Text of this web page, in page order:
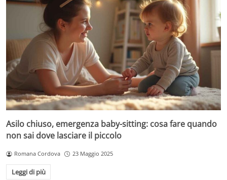
Asilo chiuso, emergenza baby-sitting: cosa fare quando
non sai dove lasciare il piccolo
Romana Cordova 23 Maggio 2025
Leggi di più